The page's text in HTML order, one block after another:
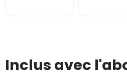
Inclus avec